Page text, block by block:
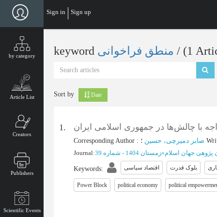
Sign in Sign up
by category
Article List
Creators
Publishers
Scientific Events
keyword ‎/ (1
Sort by Date
1. با چالش‌ها در جمهوری اسلامی ایران
Corresponding Author : صابر دمیرچی، حسین
Journal: پژوهی جهان اسلام»زمستان 1404 - شماره 39
Keywords: اقتصاد سیاسی بلوک قدرت
Power Block political economy political